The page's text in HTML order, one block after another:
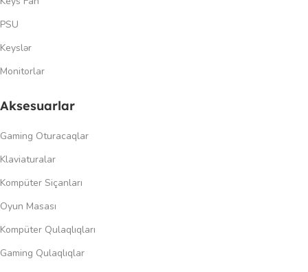
PSU
Keyslər
Monitorlar
Aksesuarlar
Gaming Oturacaqlar
Klaviaturalar
Kompüter Siçanları
Oyun Masası
Kompüter Qulaqlıqları
Gaming Qulaqlıqlar